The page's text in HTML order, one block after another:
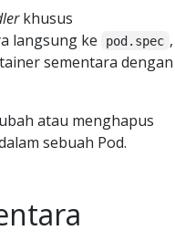
khusus
langsung ke
pod.spec ,
sementara dengan
atau menghapus
sebuah Pod.